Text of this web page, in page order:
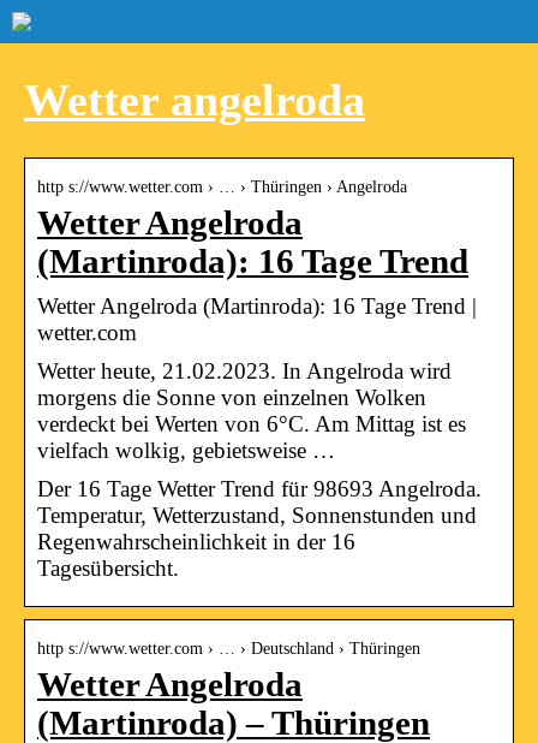
Wetter angelroda
http s://www.wetter.com › … › Thüringen › Angelroda
Wetter Angelroda
(Martinroda): 16 Tage Trend
Wetter Angelroda (Martinroda): 16 Tage Trend |
wetter.com
Wetter heute, 21.02.2023. In Angelroda wird
morgens die Sonne von einzelnen Wolken
verdeckt bei Werten von 6°C. Am Mittag ist es
vielfach wolkig, gebietsweise …
Der 16 Tage Wetter Trend für 98693 Angelroda.
Temperatur, Wetterzustand, Sonnenstunden und
Regenwahrscheinlichkeit in der 16
Tagesübersicht.
http s://www.wetter.com › … › Deutschland › Thüringen
Wetter Angelroda
(Martinroda) – Thüringen